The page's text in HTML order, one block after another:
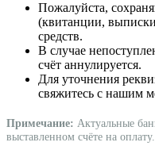
Пожалуйста,
(квитанции,
средств.
В случае
счёт аннулируется.
Для уточнения
свяжитесь с нашим
Примечание: Актуальные
выставленном счёте на оплату.